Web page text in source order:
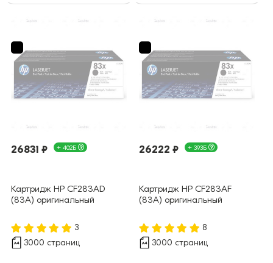
26831 ₽ + 402Б
Картридж HP CF283AD
(83A) оригинальный
3
3000 страниц
26222 ₽ + 393Б
Картридж HP CF283AF
(83A) оригинальный
8
3000 страниц